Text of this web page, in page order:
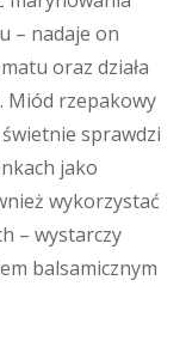
– nadaje on
oraz działa
Miód rzepakowy
sprawdzi
jako
wykorzystać
– wystarczy
balsamicznym